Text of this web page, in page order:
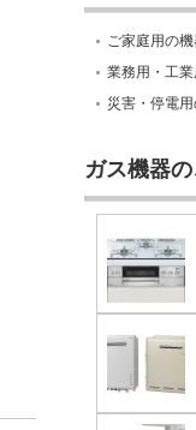
ご家庭用の
業務用・工
災害・停電
ガス機器